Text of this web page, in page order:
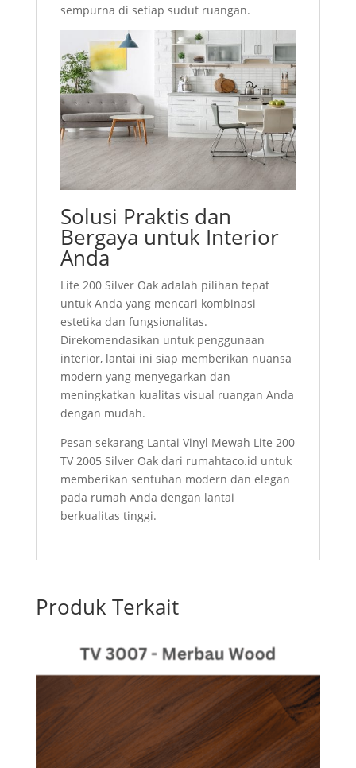
sempurna di setiap sudut ruangan.
Solusi Praktis dan
Bergaya untuk Interior
Anda
Lite 200 Silver Oak adalah pilihan tepat
untuk Anda yang mencari kombinasi
estetika dan fungsionalitas.
Direkomendasikan untuk penggunaan
interior, lantai ini siap memberikan nuansa
modern yang menyegarkan dan
meningkatkan kualitas visual ruangan Anda
dengan mudah.
Pesan sekarang Lantai Vinyl Mewah Lite 200
TV 2005 Silver Oak dari rumahtaco.id untuk
memberikan sentuhan modern dan elegan
pada rumah Anda dengan lantai
berkualitas tinggi.
Produk Terkait